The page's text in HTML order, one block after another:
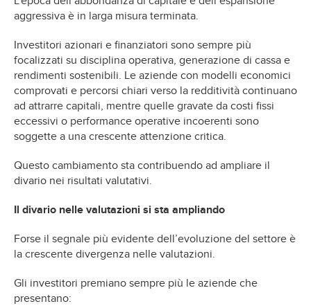
aggressiva è in larga misura terminata.
Investitori azionari e finanziatori sono sempre più
focalizzati su disciplina operativa, generazione di cassa e
rendimenti sostenibili. Le aziende con modelli economici
comprovati e percorsi chiari verso la redditività continuano
ad attrarre capitali, mentre quelle gravate da costi fissi
eccessivi o performance operative incoerenti sono
soggette a una crescente attenzione critica.
Questo cambiamento sta contribuendo ad ampliare il
divario nei risultati valutativi.
Il divario nelle valutazioni si sta ampliando
Forse il segnale più evidente dell’evoluzione del settore è
la crescente divergenza nelle valutazioni.
Gli investitori premiano sempre più le aziende che
presentano: